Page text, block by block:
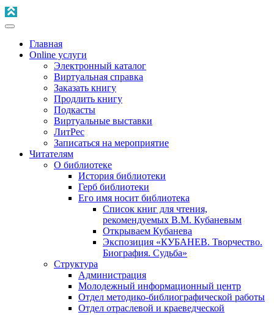
Главная
Online услуги
Электронный каталог
Виртуальная справка
Заказать книгу
Продлить книгу
Подкасты
Виртуальные выставки
ЛитРес
Записаться на мероприятие
Читателям
О библиотеке
История библиотеки
Герб библиотеки
Его имя носит библиотека
Список книг для чтения,
рекомендуемых В.М. Кубаневым
Открываем Кубанева
Экспозиция «КУБАНЕВ. Творчество.
Биография. Судьба»
Структура
Администрация
Молодежный информационный центр
Отдел методико-библиографической работы
Отдел отраслевой и краеведческой